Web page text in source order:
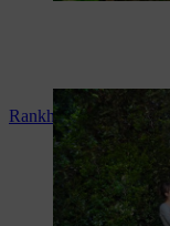
Rankhilfe selber bauen